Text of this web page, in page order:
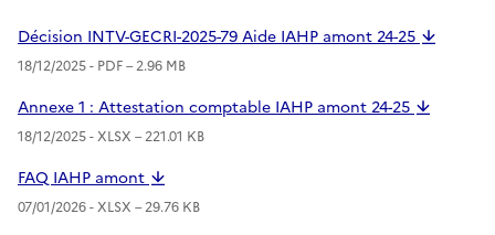
Décision INTV-GECRI-2025-79 Aide IAHP amont 24-25
18/12/2025 - PDF– 2.96 MB
Annexe 1 : Attestation comptable IAHP amont 24-25
18/12/2025 -XLSX – 221.01 KB
FAQ IAHP amont
07/01/2026 -XLSX – 29.76 KB